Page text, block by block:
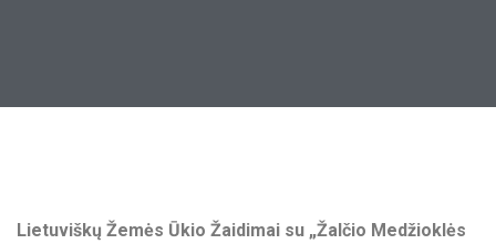
Lietuviškų Žemės Ūkio Žaidimai su „Žalčio Medžioklės